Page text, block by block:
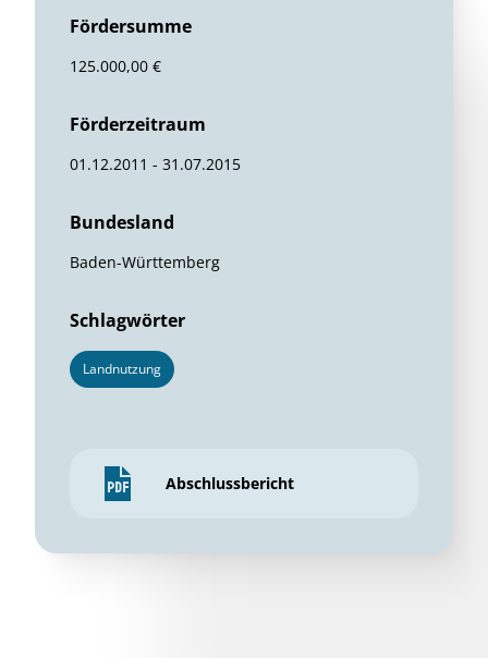
Fördersumme
125.000,00 €
Förderzeitraum
01.12.2011 - 31.07.2015
Bundesland
Baden-Württemberg
Schlagwörter
Landnutzung
Abschlussbericht